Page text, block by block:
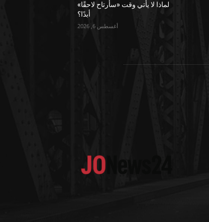
لماذا لا يأتي وقت «سأرتاح لاحقًا»
أبدًا؟
أغسطس 6, 2026